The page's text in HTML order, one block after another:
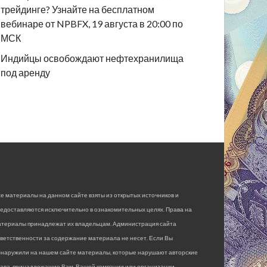
трейдинге? Узнайте на бесплатном
вебинаре от NPBFX, 19 августа в 20:00 по
МСК
Индийцы освобождают нефтехранилища
под аренду
материалы на данном сайте взяты из открытых источников и
исключительно в ознакомительных целях. Права на
принадлежат их владельцам. Администрация сайта
за содержание материала не несет. Если Вы
на нашем сайте материалы, которые нарушают авторские